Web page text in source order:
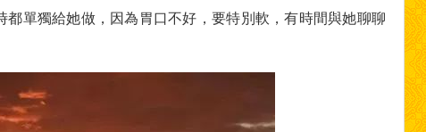
單獨給她做，因為胃口不好，要特別軟，有時間與她聊聊